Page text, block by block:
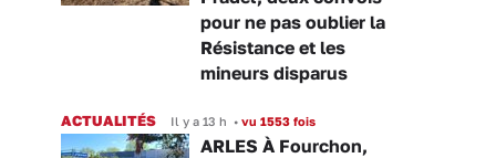
pour ne pas oublier la
Résistance et les
mineurs disparus
ACTUALITÉS Il y a 13 h • vu 1553 fois
ARLES À Fourchon,